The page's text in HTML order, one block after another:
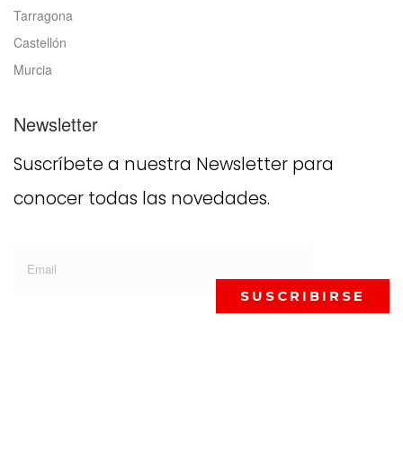
Tarragona
Castellón
Murcia
Newsletter
Suscríbete a nuestra Newsletter para
conocer todas las novedades.
SUSCRIBIRSE